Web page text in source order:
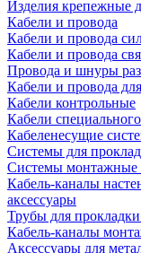
Изделия крепежные
Кабели и провода
Кабели и провода
Кабели и провода
Провода и шнуры
Кабели и провода
Кабели контрольные
Кабели
Кабеленесущие
Системы для
Системы монтажные
Кабель-каналы
аксессуары
Трубы для прокладки
Кабель-каналы
Аксессуары для